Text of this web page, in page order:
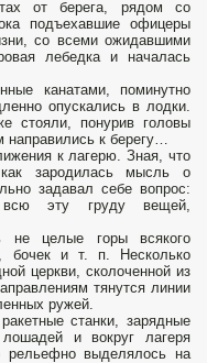
от берега, рядом со
подъехавшие офицеры
со всеми ожидавшими
лебедка и началась
канатами, поминутно
опускались в лодки.
стояли, понурив головы
к берегу…
к лагерю. Зная, что
зародилась мысль о
задавал себе вопрос:
всю эту груду вещей,
не целые горы всякого
бочек и т. п. Несколько
церкви, сколоченной из
тянутся линии
ружей.
станки, зарядные
и вокруг лагеря
рельефно выделялось на